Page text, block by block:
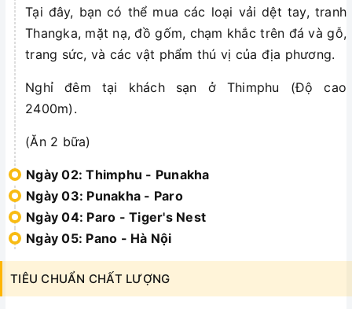
Tại đây, bạn có thể mua các loại vải dệt tay, tranh
Thangka, mặt nạ, đồ gốm, chạm khắc trên đá và gỗ,
trang sức, và các vật phẩm thú vị của địa phương.
Nghỉ đêm tại khách sạn ở Thimphu (Độ cao
2400m).
(Ăn 2 bữa)
Ngày 02: Thimphu - Punakha
Ngày 03: Punakha - Paro
Ngày 04: Paro - Tiger's Nest
Ngày 05: Pano - Hà Nội
TIÊU CHUẨN CHẤT LƯỢNG